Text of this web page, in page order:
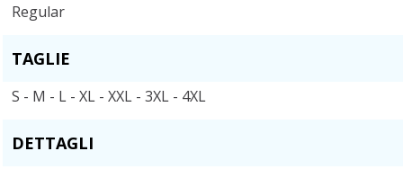
Regular
TAGLIE
S - M - L - XL - XXL - 3XL - 4XL
DETTAGLI